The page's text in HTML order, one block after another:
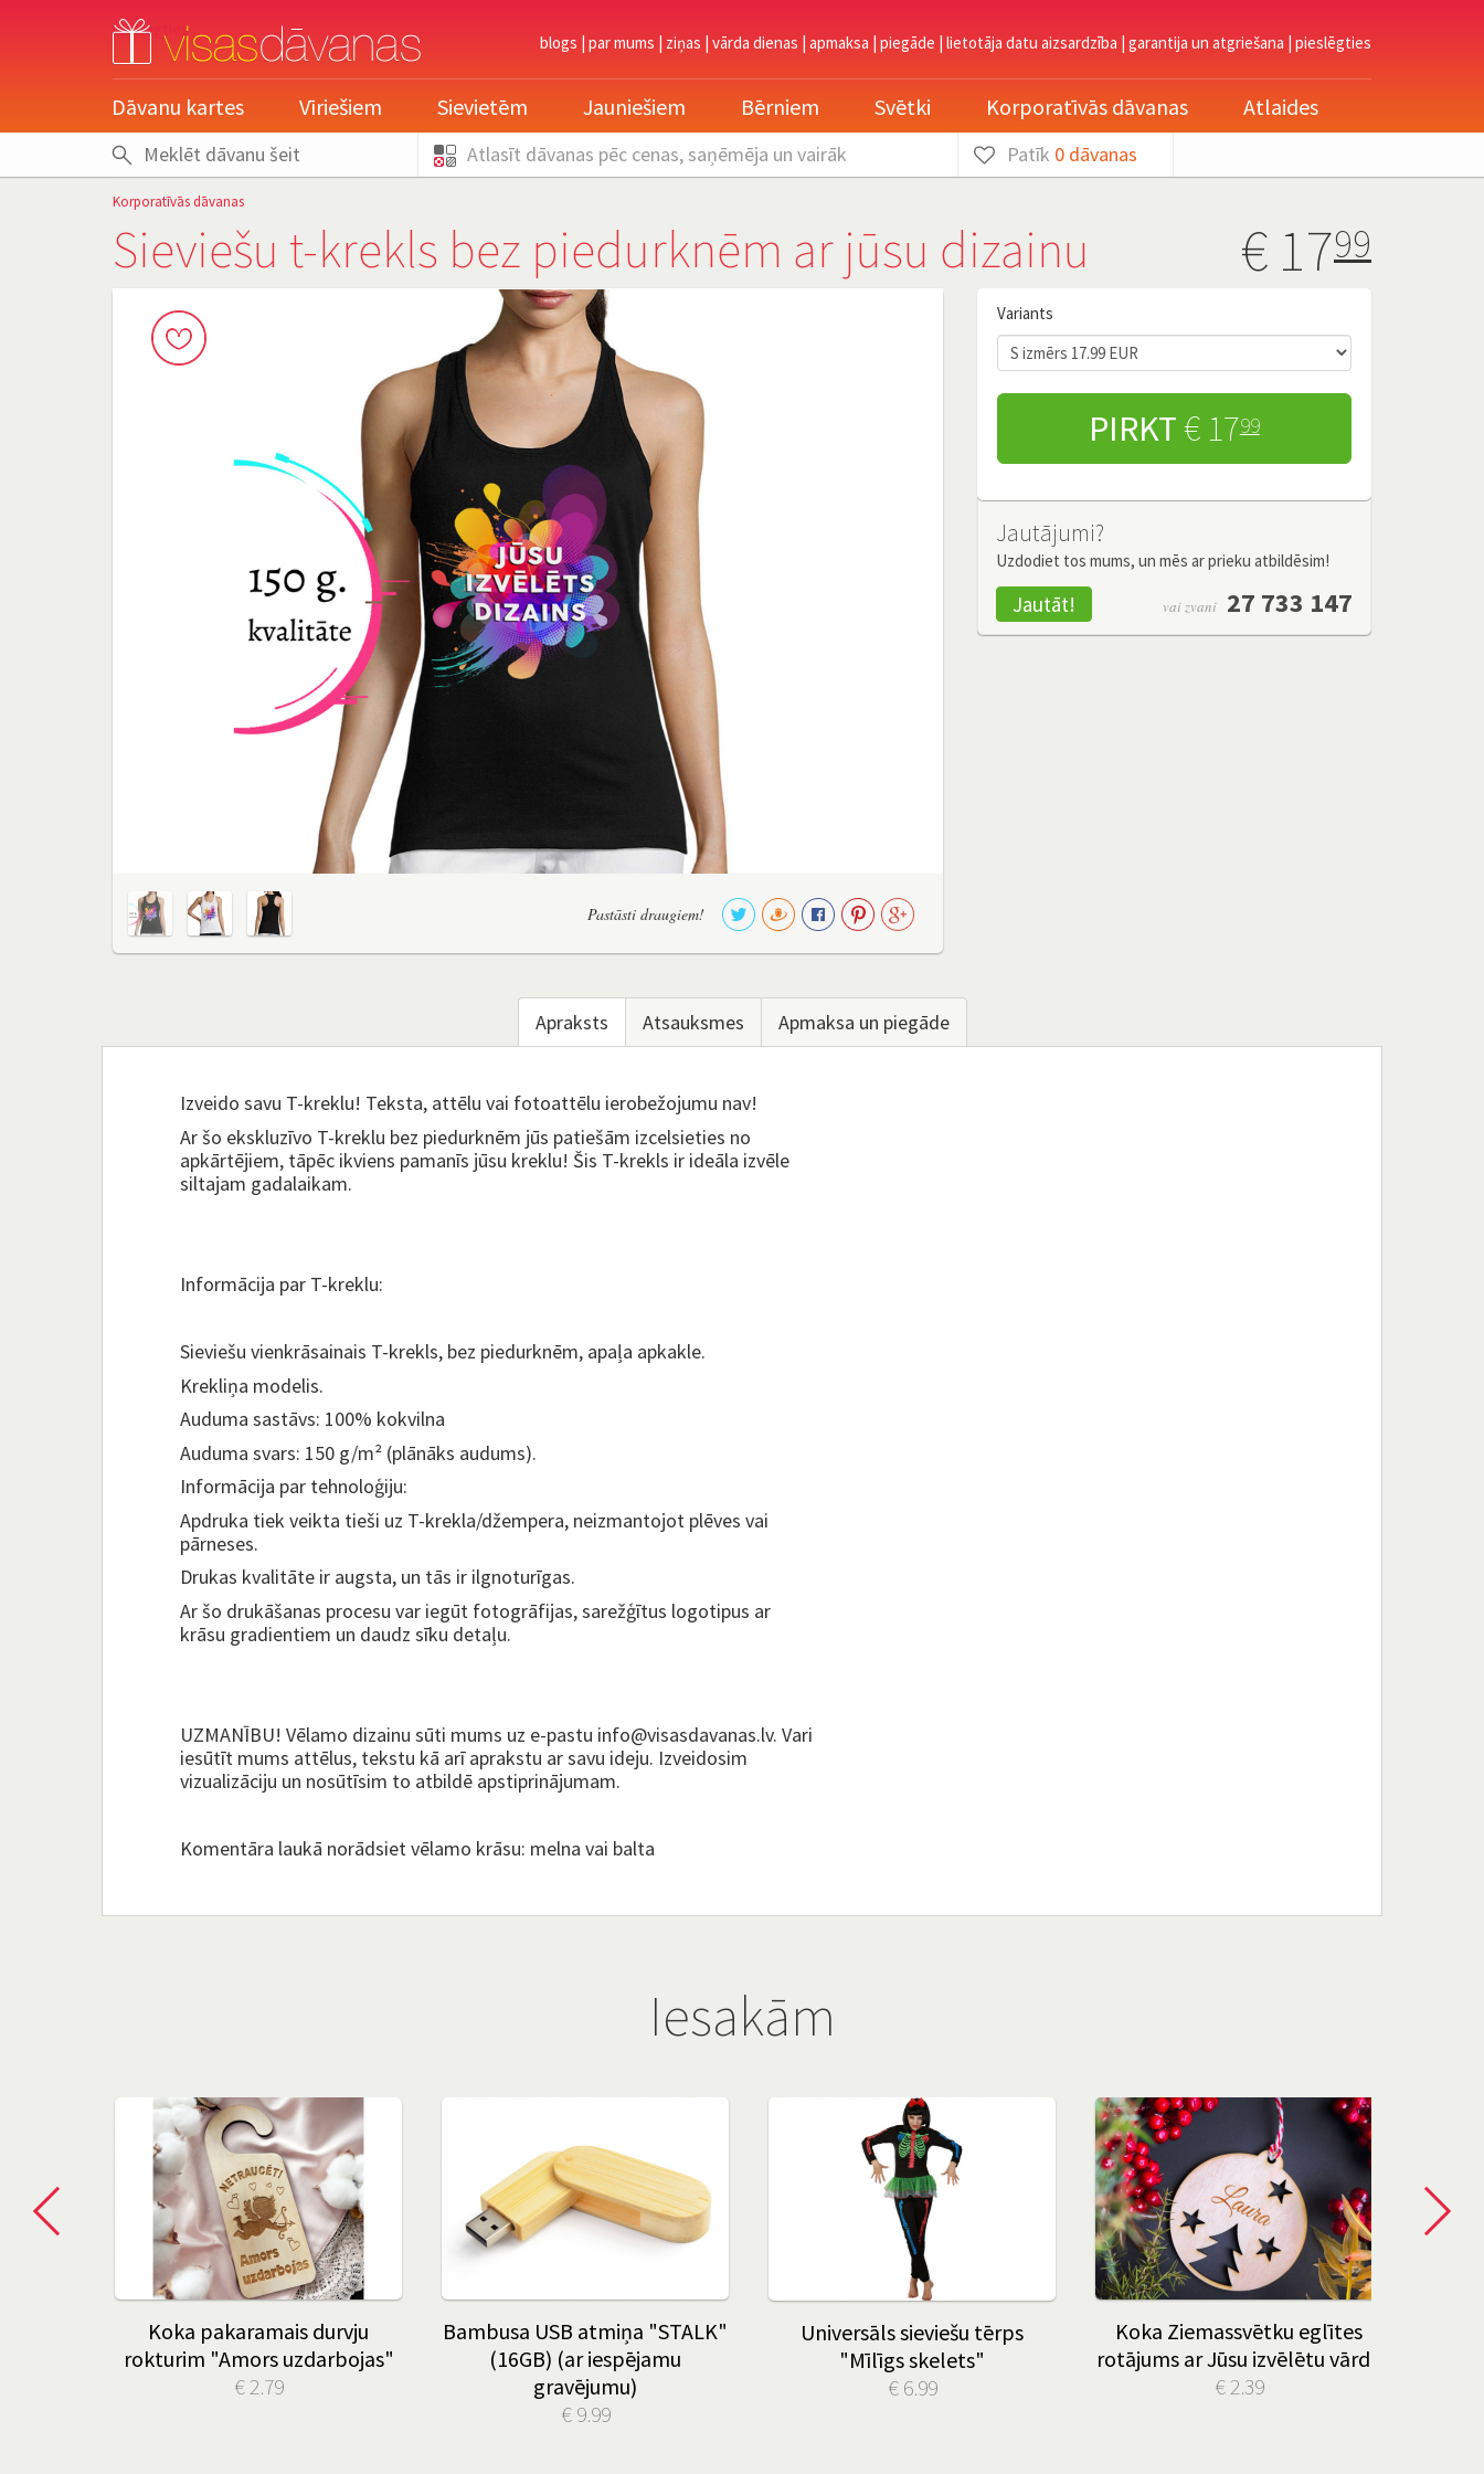
blogs | par mums | ziņas | vārda dienas | apmaksa | piegāde | lietotāja datu aizsardzība | garantija un atgriešana | pieslēgties
pieslēgties
Dāvanu kartes Vīriešiem Sievietēm Jauniešiem Bērniem Svētki Korporatīvās dāvanas Atlaides
Atlasīt dāvanas pēc cenas, saņēmēja un vairāk Patīk 0dāvanas
Korporatīvās dāvanas
Sieviešu t-krekls bez piedurknēm ar jūsu dizainu € 1799
Pastāsti draugiem!
Variants
PIRKT € 1799
Jautājumi?
Uzdodiet tos mums, un mēs ar prieku atbildēsim!
Jautāt! vai zvani 27 733 147
Apraksts Atsauksmes Apmaksa un piegāde
Izveido savu T-kreklu! Teksta, attēlu vai fotoattēlu ierobežojumu nav!
Ar šo ekskluzīvo T-kreklu bez piedurknēm jūs patiešām izcelsieties no
apkārtējiem, tāpēc ikviens pamanīs jūsu kreklu! Šis T-krekls ir ideāla izvēle
siltajam gadalaikam.
Informācija par T-kreklu:
Sieviešu vienkrāsainais T-krekls, bez piedurknēm, apaļa apkakle.
Krekliņa modelis.
Auduma sastāvs: 100% kokvilna
Auduma svars: 150 g/m² (plānāks audums).
Informācija par tehnoloģiju:
Apdruka tiek veikta tieši uz T-krekla/džempera, neizmantojot plēves vai
pārneses.
Drukas kvalitāte ir augsta, un tās ir ilgnoturīgas.
Ar šo drukāšanas procesu var iegūt fotogrāfijas, sarežģītus logotipus ar
krāsu gradientiem un daudz sīku detaļu.
UZMANĪBU! Vēlamo dizainu sūti mums uz e-pastu info@visasdavanas.lv. Vari
iesūtīt mums attēlus, tekstu kā arī aprakstu ar savu ideju. Izveidosim
vizualizāciju un nosūtīsim to atbildē apstiprinājumam.
Komentāra laukā norādsiet vēlamo krāsu: melna vai balta
Iesakām
Koka pakaramais durvju
rokturim "Amors uzdarbojas"
€ 2.79
Bambusa USB atmiņa "STALK"
(16GB) (ar iespējamu
gravējumu)
€ 9.99
Universāls sieviešu tērps
"Mīlīgs skelets"
€ 6.99
Koka Ziemassvētku eglītes
rotājums ar Jūsu izvēlētu vārdu
€ 2.39